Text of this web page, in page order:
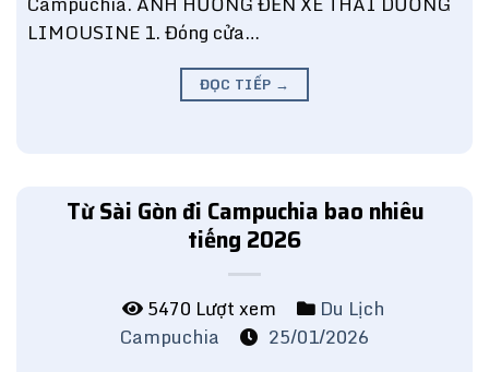
LIMOUSINE 1. Đóng cửa…
ĐỌC TIẾP →
Từ Sài Gòn đi Campuchia bao nhiêu
tiếng 2026
5470 Lượt xem
Du Lịch
Campuchia
25/01/2026